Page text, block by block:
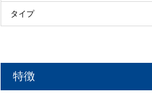
タイプ
特徴